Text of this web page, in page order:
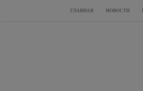
Перейти к основному содержанию
ГЛАВНАЯ НОВОСТИ